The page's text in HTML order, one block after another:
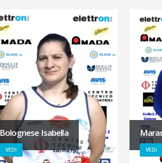
Bolognese Isabella
VEDI VEDI